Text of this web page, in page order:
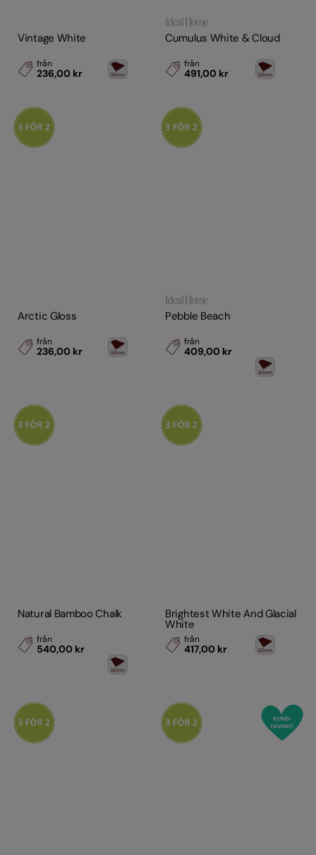
Vintage White
från
236,00 kr
Cumulus White & Cloud
från
491,00 kr
Arctic Gloss
från
236,00 kr
Pebble Beach
från
409,00 kr
Natural Bamboo Chalk
från
540,00 kr
Brightest White And Glacial
White
från
417,00 kr